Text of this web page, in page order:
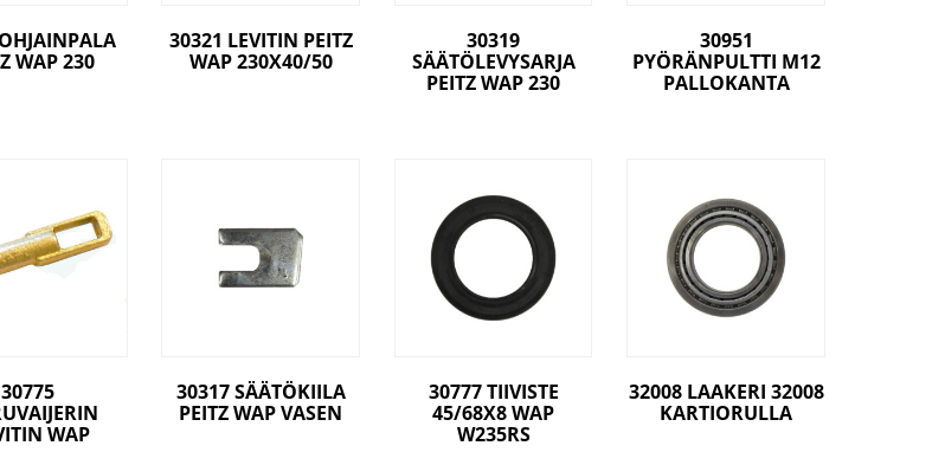
WAP 230
30321 LEVITIN PEITZ
WAP 230X40/50
30319
SÄÄTÖLEVYSARJA
PEITZ WAP 230
30951
PYÖRÄNPULTTI M12
PALLOKANTA
30775
WAP
30317 SÄÄTÖKIILA
PEITZ WAP VASEN
30777 TIIVISTE
45/68X8 WAP
W235RS
32008 LAAKERI 32008
KARTIORULLA